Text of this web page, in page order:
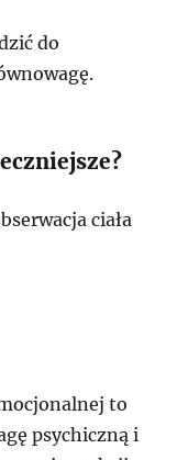
do
ciała
to
psychiczną i